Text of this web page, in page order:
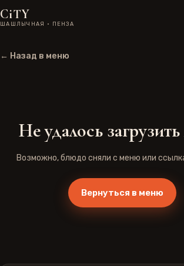
CiTY
ШАШЛЫЧНАЯ · ПЕНЗА
← Назад в меню
Не удалось
Возможно, блюдо сняли с меню или
Вернуться в меню